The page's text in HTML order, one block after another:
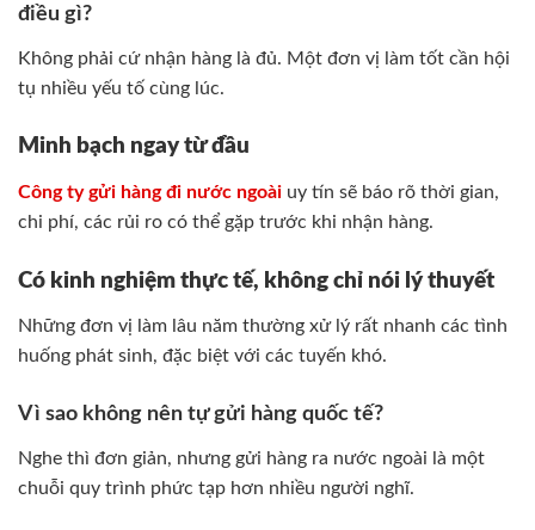
điều gì?
Không phải cứ nhận hàng là đủ. Một đơn vị làm tốt cần hội
tụ nhiều yếu tố cùng lúc.
Minh bạch ngay từ đầu
Công ty gửi hàng đi nước ngoài uy tín sẽ báo rõ thời gian,
chi phí, các rủi ro có thể gặp trước khi nhận hàng.
Có kinh nghiệm thực tế, không chỉ nói lý thuyết
Những đơn vị làm lâu năm thường xử lý rất nhanh các tình
huống phát sinh, đặc biệt với các tuyến khó.
Vì sao không nên tự gửi hàng quốc tế?
Nghe thì đơn giản, nhưng gửi hàng ra nước ngoài là một
chuỗi quy trình phức tạp hơn nhiều người nghĩ.